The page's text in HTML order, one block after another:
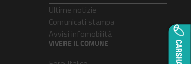
Ultime notizie
Comunicati stampa
Avvisi infomobilità
VIVERE IL COMUNE